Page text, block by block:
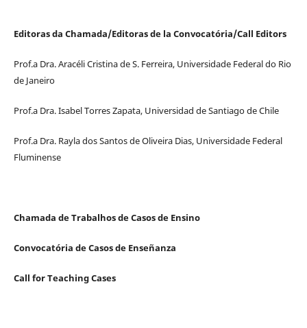
Editoras da Chamada/Editoras de la Convocatória/Call Editors
Prof.a Dra. Aracéli Cristina de S. Ferreira, Universidade Federal do Rio
de Janeiro
Prof.a Dra. Isabel Torres Zapata, Universidad de Santiago de Chile
Prof.a Dra. Rayla dos Santos de Oliveira Dias, Universidade Federal
Fluminense
Chamada de Trabalhos de Casos de Ensino
Convocatória de Casos de Enseñanza
Call for Teaching Cases